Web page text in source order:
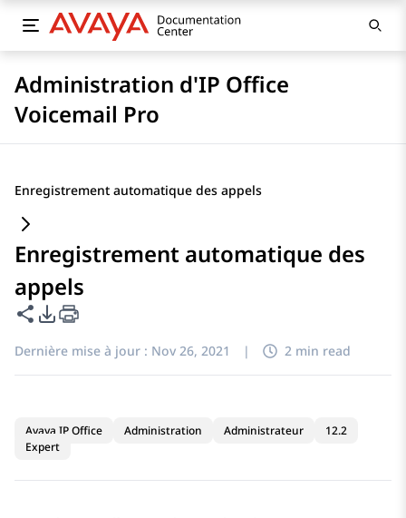
Administration d'IP Office
Voicemail Pro
Enregistrement automatique des appels
Enregistrement automatique des
appels
Partager cette page
Options d'exportation PDF
Dernière mise à jour : Nov 26, 2021 | 2 min read
Avaya IP Office Administration Administrateur
12.2
Expert